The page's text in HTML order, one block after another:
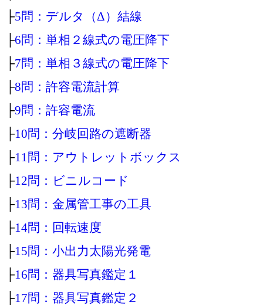
├5問：デルタ（Δ）結線
├6問：単相２線式の電圧降下
├7問：単相３線式の電圧降下
├8問：許容電流計算
├9問：許容電流
├10問：分岐回路の遮断器
├11問：アウトレットボックス
├12問：ビニルコード
├13問：金属管工事の工具
├14問：回転速度
├15問：小出力太陽光発電
├16問：器具写真鑑定１
├17問：器具写真鑑定２